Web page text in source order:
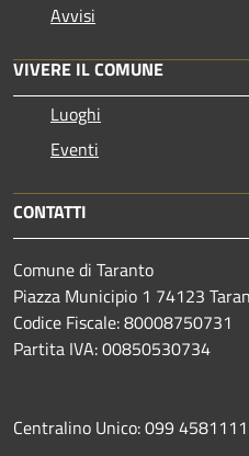
Avvisi
VIVERE IL COMUNE
Luoghi
Eventi
CONTATTI
Comune di Taranto
Piazza Municipio 1 74123
Codice Fiscale: 80008750731
Partita IVA: 00850530734
Centralino Unico: 099 4581111